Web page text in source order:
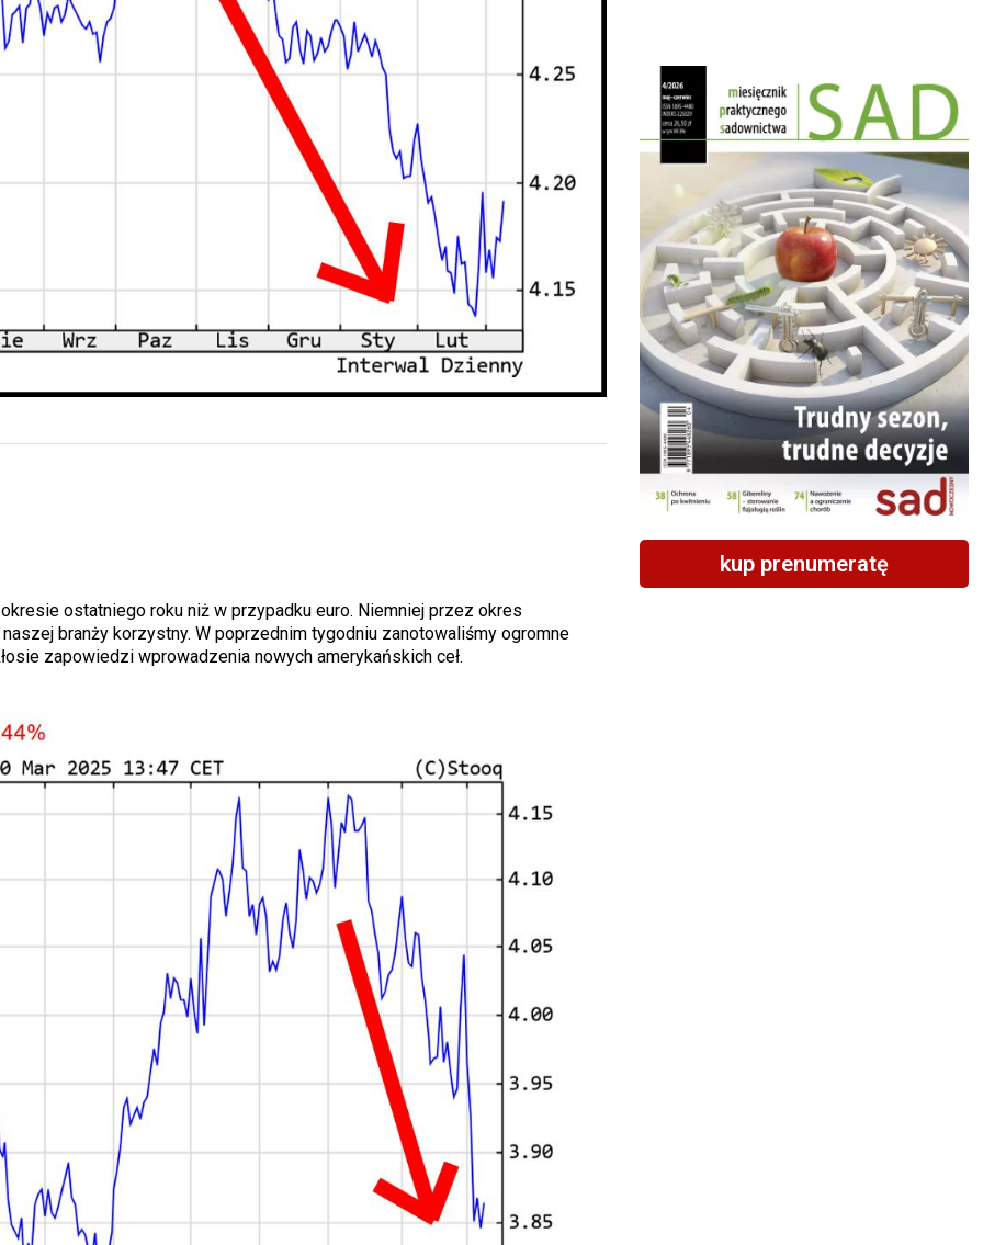
ostatniego roku niż w przypadku euro. Niemniej przez okres
branży korzystny. W poprzednim tygodniu zanotowaliśmy ogromne
zapowiedzi wprowadzenia nowych amerykańskich ceł.
kup prenumeratę